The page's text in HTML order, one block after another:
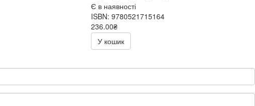
Є в наявності
ISBN: 9780521715164
236.00₴
472.00₴
У кошик